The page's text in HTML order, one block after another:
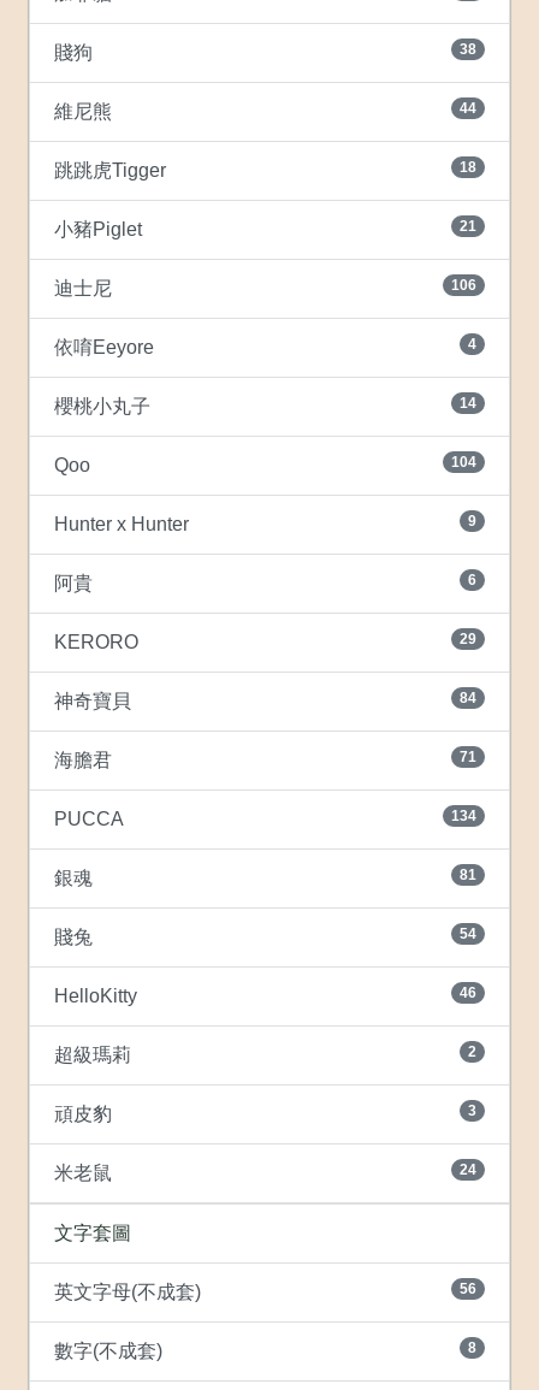
賤狗 38
維尼熊 44
跳跳虎Tigger 18
小豬Piglet 21
迪士尼 106
依唷Eeyore 4
櫻桃小丸子 14
Qoo 104
Hunter x Hunter 9
阿貴 6
KERORO 29
神奇寶貝 84
海膽君 71
PUCCA 134
銀魂 81
賤兔 54
HelloKitty 46
超級瑪莉 2
頑皮豹 3
米老鼠 24
文字套圖
英文字母(不成套) 56
數字(不成套) 8